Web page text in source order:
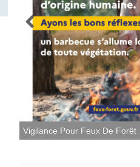
Vigilance Pour Feux De Forêt